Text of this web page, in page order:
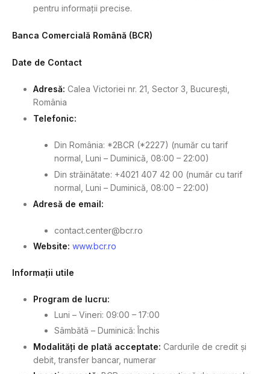
pentru informații precise.
Banca Comercială Română (BCR)
Date de Contact
Adresă: Calea Victoriei nr. 21, Sector 3, București,
România
Telefonic:
Din România: *2BCR (*2227) (număr cu tarif
normal, Luni – Duminică, 08:00 – 22:00)
Din străinătate: +4021 407 42 00 (număr cu tarif
normal, Luni – Duminică, 08:00 – 22:00)
Adresă de email:
contact.center@bcr.ro
Website: www.bcr.ro
Informații utile
Program de lucru:
Luni – Vineri: 09:00 – 17:00
Sâmbătă – Duminică: Închis
Modalități de plată acceptate: Cardurile de credit și
debit, transfer bancar, numerar